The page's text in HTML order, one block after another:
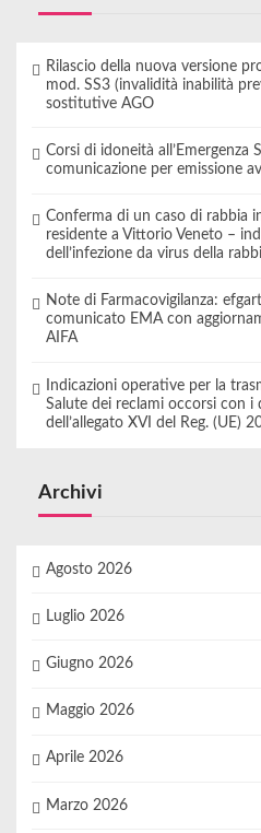
Rilascio della nuova versione
mod. SS3 (invalidità inabilità
sostitutive AGO
Corsi di idoneità all’Emergenza
comunicazione per emissione
Conferma di un caso di rabbia
residente a Vittorio Veneto –
dell’infezione da virus della
Note di Farmacovigilanza:
comunicato EMA con
AIFA
Indicazioni operative per la
Salute dei reclami occorsi con
dell’allegato XVI del Reg. (UE)
Archivi
Agosto 2026
Luglio 2026
Giugno 2026
Maggio 2026
Aprile 2026
Marzo 2026